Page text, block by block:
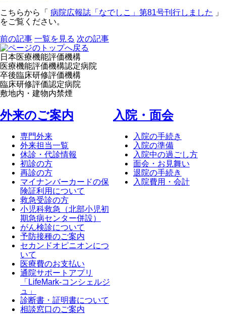
こちらから「 病院広報誌「なでしこ」第81号刊行しました
」
をご覧ください。
前の記事 一覧を見る 次の記事
日本医療機能評価機構
医療機能評価機構認定病院
卒後臨床研修評価機構
臨床研修評価認定病院
敷地内・建物内禁煙
外来のご案内
専門外来
外来担当一覧
休診・代診情報
初診の方
再診の方
マイナンバーカードの保
険証利用について
救急受診の方
小児科救急（北部小児初
期急病センター併設）
がん検診について
予防接種のご案内
セカンドオピニオンにつ
いて
医療費のお支払い
通院サポートアプリ
「LifeMark-コンシェルジ
ュ」
診断書・証明書について
相談窓口のご案内
⼊院・⾯会
入院の手続き
入院の準備
入院中の過ごし方
面会・お見舞い
退院の手続き
入院費用・会計